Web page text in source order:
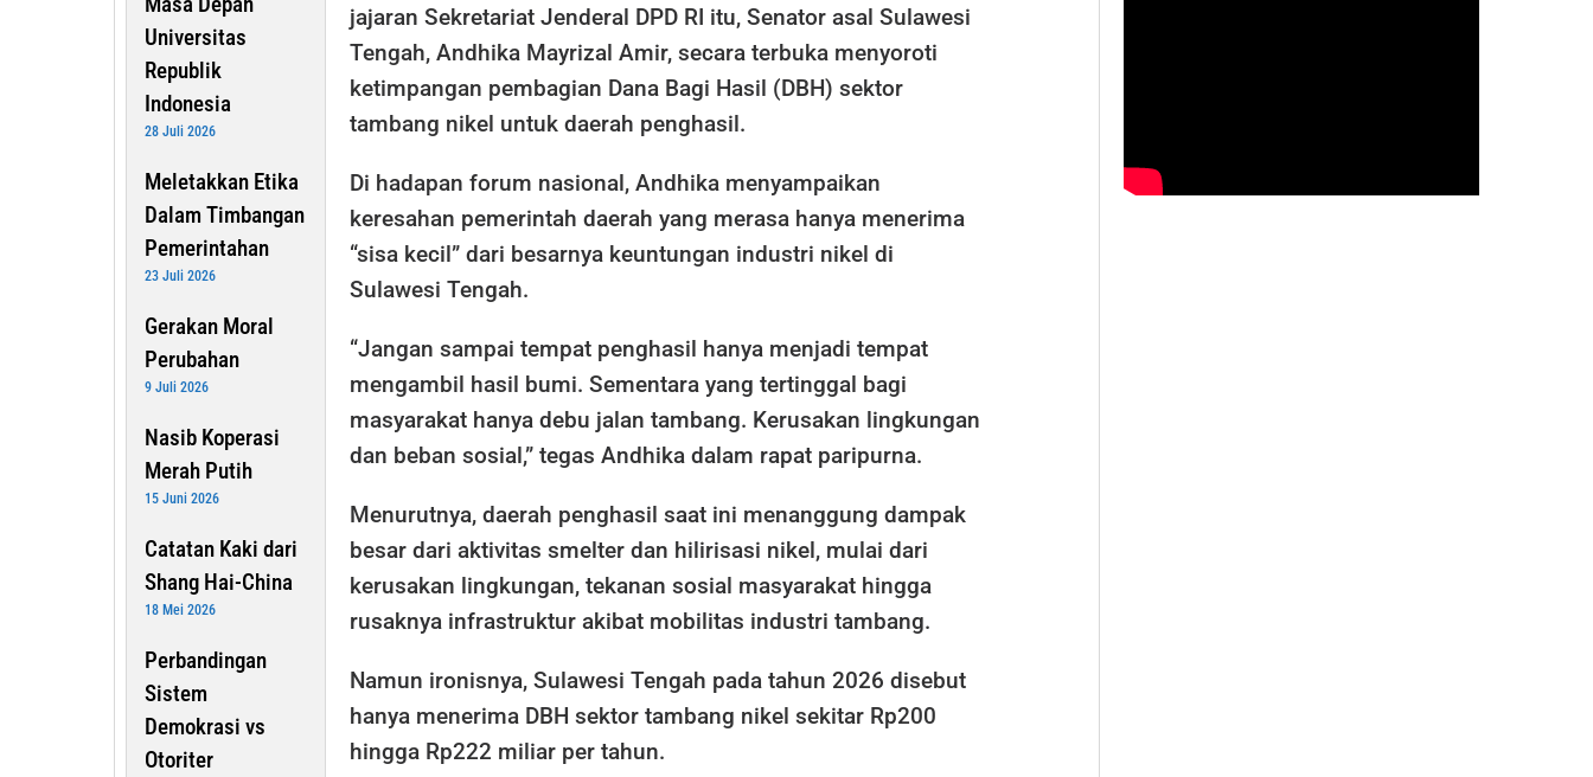
Universitas
Republik
Indonesia
28 Juli 2026
Meletakkan Etika
Dalam Timbangan
Pemerintahan
23 Juli 2026
Gerakan Moral
Perubahan
9 Juli 2026
Nasib Koperasi
Merah Putih
15 Juni 2026
Catatan Kaki dari
Shang Hai-China
18 Mei 2026
Perbandingan
Sistem
Demokrasi vs
Otoriter
jajaran Sekretariat Jenderal DPD RI itu, Senator asal Sulawesi
Tengah, Andhika Mayrizal Amir, secara terbuka menyoroti
ketimpangan pembagian Dana Bagi Hasil (DBH) sektor
tambang nikel untuk daerah penghasil.
Di hadapan forum nasional, Andhika menyampaikan
keresahan pemerintah daerah yang merasa hanya menerima
“sisa kecil” dari besarnya keuntungan industri nikel di
Sulawesi Tengah.
“Jangan sampai tempat penghasil hanya menjadi tempat
mengambil hasil bumi. Sementara yang tertinggal bagi
masyarakat hanya debu jalan tambang. Kerusakan lingkungan
dan beban sosial,” tegas Andhika dalam rapat paripurna.
Menurutnya, daerah penghasil saat ini menanggung dampak
besar dari aktivitas smelter dan hilirisasi nikel, mulai dari
kerusakan lingkungan, tekanan sosial masyarakat hingga
rusaknya infrastruktur akibat mobilitas industri tambang.
Namun ironisnya, Sulawesi Tengah pada tahun 2026 disebut
hanya menerima DBH sektor tambang nikel sekitar Rp200
hingga Rp222 miliar per tahun.